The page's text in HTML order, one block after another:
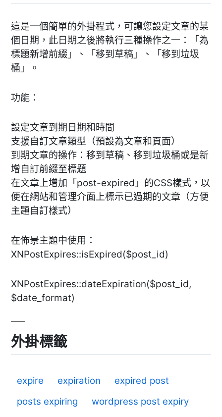
這是一個簡單的外掛程式，可讓您設定文章的某
個日期，此日期之後將執行三種操作之一：「為
標題新增前綴」、「移到草稿」、「移到垃圾
桶」。
功能：
設定文章到期日期和時間
支援自訂文章類型（預設為文章和頁面）
到期文章的操作：移到草稿、移到垃圾桶或是新
增自訂前綴至標題
在文章上增加「post-expired」的CSS樣式，以
便在網站和管理介面上標示已過期的文章（方便
主題自訂樣式）
在佈景主題中使用：
XNPostExpires::isExpired($post_id)
XNPostExpires::dateExpiration($post_id,
$date_format)
外掛標籤
expire expiration
expired post
posts expiring
wordpress post expiry